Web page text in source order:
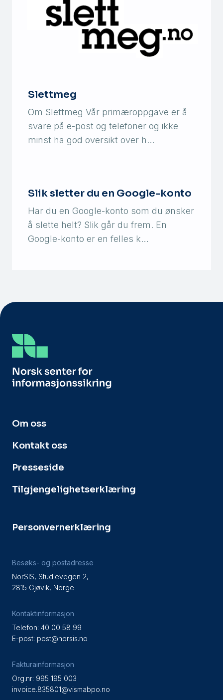
Slettmeg
Om Slettmeg Vår primæroppgave er å
svare på e-post og telefoner og ikke
minst ha god oversikt over h…
Slik sletter du en Google-konto
Har du en Google-konto som du ønsker
å slette helt? Slik går du frem. En
Google-konto er en felles k…
Om oss
Kontakt oss
Presseside
Tilgjengelighetserklæring
Personvernerklæring
Besøks- og postadresse
NorSIS, Studievegen 2,
2815 Gjøvik, Norge
Kontaktinformasjon
Telefon: 40 00 58 99
E-post: post@norsis.no
Fakturainformasjon
Org.nr: 995 195 003
invoice.835801@vismabpo.no